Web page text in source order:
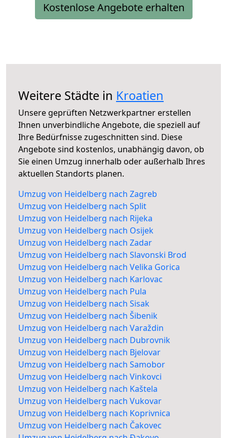
Kostenlose Angebote erhalten
Weitere Städte in Kroatien
Unsere geprüften Netzwerkpartner erstellen
Ihnen unverbindliche Angebote, die speziell auf
Ihre Bedürfnisse zugeschnitten sind. Diese
Angebote sind kostenlos, unabhängig davon, ob
Sie einen Umzug innerhalb oder außerhalb Ihres
aktuellen Standorts planen.
Umzug von Heidelberg nach Zagreb
Umzug von Heidelberg nach Split
Umzug von Heidelberg nach Rijeka
Umzug von Heidelberg nach Osijek
Umzug von Heidelberg nach Zadar
Umzug von Heidelberg nach Slavonski Brod
Umzug von Heidelberg nach Velika Gorica
Umzug von Heidelberg nach Karlovac
Umzug von Heidelberg nach Pula
Umzug von Heidelberg nach Sisak
Umzug von Heidelberg nach Šibenik
Umzug von Heidelberg nach Varaždin
Umzug von Heidelberg nach Dubrovnik
Umzug von Heidelberg nach Bjelovar
Umzug von Heidelberg nach Samobor
Umzug von Heidelberg nach Vinkovci
Umzug von Heidelberg nach Kaštela
Umzug von Heidelberg nach Vukovar
Umzug von Heidelberg nach Koprivnica
Umzug von Heidelberg nach Čakovec